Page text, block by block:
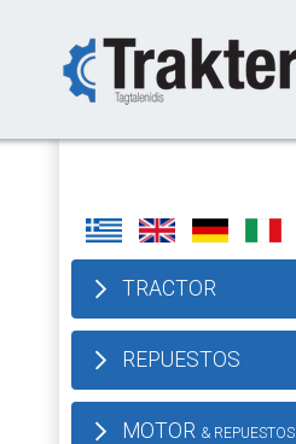
TRACTOR
REPUESTOS
MOTOR & REPUESTOS